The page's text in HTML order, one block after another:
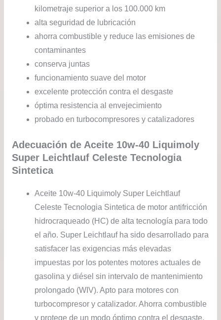
kilometraje superior a los 100.000 km
alta seguridad de lubricación
ahorra combustible y reduce las emisiones de
contaminantes
conserva juntas
funcionamiento suave del motor
excelente protección contra el desgaste
óptima resistencia al envejecimiento
probado en turbocompresores y catalizadores
Adecuación de Aceite 10w-40 Liquimoly
Super Leichtlauf Celeste Tecnologia
Sintetica
Aceite 10w-40 Liquimoly Super Leichtlauf
Celeste Tecnologia Sintetica de motor antifricción
hidrocraqueado (HC) de alta tecnología para todo
el año. Super Leichtlauf ha sido desarrollado para
satisfacer las exigencias más elevadas
impuestas por los potentes motores actuales de
gasolina y diésel sin intervalo de mantenimiento
prolongado (WIV). Apto para motores con
turbocompresor y catalizador. Ahorra combustible
y protege de un modo óptimo contra el desgaste.